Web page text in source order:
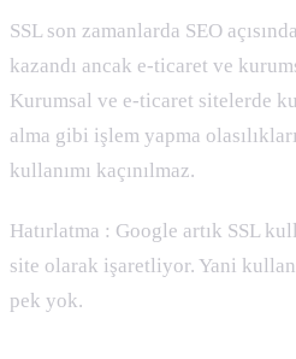
SSL son zamanlarda SEO
kazandı ancak e-ticaret ve
Kurumsal ve e-ticaret sitelerde
alma gibi işlem yapma
kullanımı kaçınılmaz.
Hatırlatma : Google artık SSL
site olarak işaretliyor. Yani
pek yok.